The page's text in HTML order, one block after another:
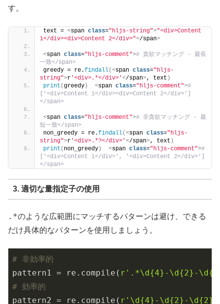
す。
text = <span class="hljs-string">"<div>Content
1</div><div>Content 2</div>"</span>
<span class="hljs-comment"># 貪欲マッチング - 最長
一致</span>
greedy = re.findall(<span class="hljs-
string">r '<div>.*</div>'</span>, text )
print (greedy) <span class="hljs-comment">#
['<div>Content 1</div><div>Content 2</div>']
</span>
<span class="hljs-comment"># 非貪欲マッチング - 最
短一致</span>
non_greedy = re.findall(<span class="hljs-
string">r '<div>.*?</div>'</span>, text )
print ( non_greedy) <span class="hljs-comment">#
['<div>Content 1</div>', '<div>Content 2</div>']
</span>
3. 適切な量指定子の使用
.*のような広範囲にマッチするパターンは避け、できる
だけ具体的なパターンを使用しましょう。
# 非効率的
pattern1 = re.compile( r'.*\d{4}-\d{2}-
# 効率的
pattern2 = re.compile( r'\d{4}-\d{2}-\d{2}'